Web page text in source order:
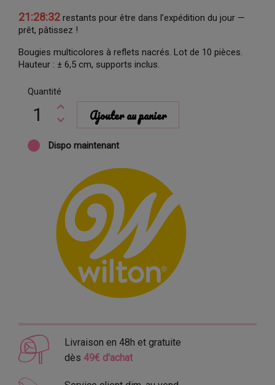
21:28:32 restants pour être dans l’expédition du jour —
prêt, pâtissez !
Bougies multicolores à reflets nacrés. Lot de 10 pièces.
Hauteur : ± 6,5 cm, supports inclus.
Quantité
Ajouter au panier
Dispo maintenant
Livraison en 48h et gratuite
dès 49€ d'achat